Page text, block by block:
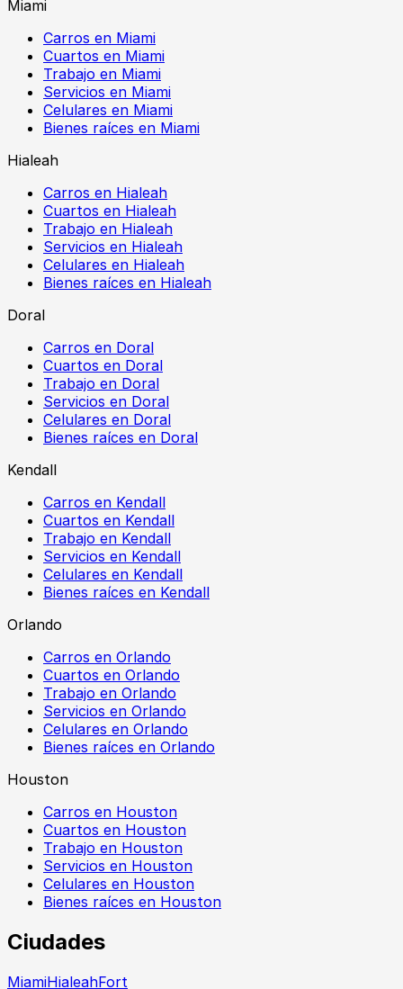
Miami
Carros en Miami
Cuartos en Miami
Trabajo en Miami
Servicios en Miami
Celulares en Miami
Bienes raíces en Miami
Hialeah
Carros en Hialeah
Cuartos en Hialeah
Trabajo en Hialeah
Servicios en Hialeah
Celulares en Hialeah
Bienes raíces en Hialeah
Doral
Carros en Doral
Cuartos en Doral
Trabajo en Doral
Servicios en Doral
Celulares en Doral
Bienes raíces en Doral
Kendall
Carros en Kendall
Cuartos en Kendall
Trabajo en Kendall
Servicios en Kendall
Celulares en Kendall
Bienes raíces en Kendall
Orlando
Carros en Orlando
Cuartos en Orlando
Trabajo en Orlando
Servicios en Orlando
Celulares en Orlando
Bienes raíces en Orlando
Houston
Carros en Houston
Cuartos en Houston
Trabajo en Houston
Servicios en Houston
Celulares en Houston
Bienes raíces en Houston
Ciudades
MiamiHialeahFort